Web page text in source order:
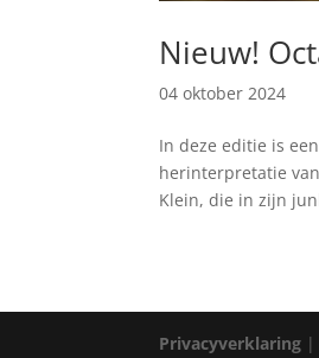
Nieuw!
04 oktober 2024
In deze editie is
herinterpretatie
Klein, die in zijn
Privacyverklaring |